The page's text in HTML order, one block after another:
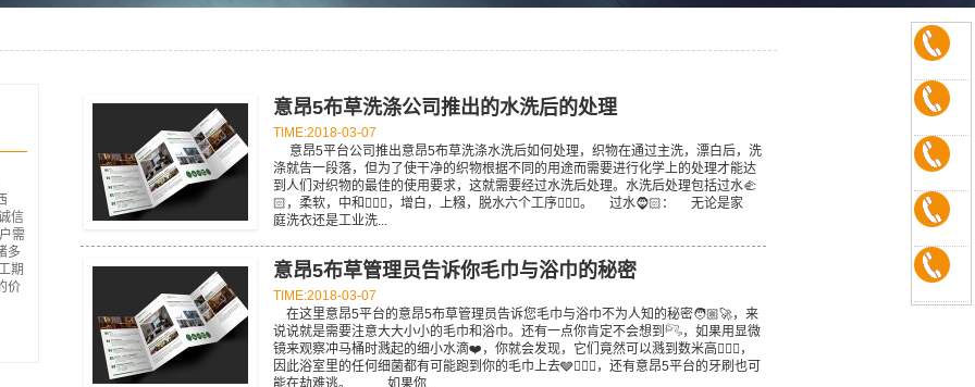
信
需
多
期
价
意昂5布草洗涤公司推出的水洗后的处理
TIME:2018-03-07
意昂5平台公司推出意昂5布草洗涤水洗后如何处理，织物在通过主洗，漂白后，洗
涤就告一段落，但为了使干净的织物根据不同的用途而需要进行化学上的处理才能达
到人们对织物的最佳的使用要求，这就需要经过水洗后处理。水洗后处理包括过水🫲
🏻，柔软，中和🤦🏽‍♂️，增白，上糨，脱水六个工序🙇🏽‍♀️。 过水🧔🏻： 无论是家
庭洗衣还是工业洗...
意昂5布草管理员告诉你毛巾与浴巾的秘密
TIME:2018-03-07
在这里意昂5平台的意昂5布草管理员告诉您毛巾与浴巾不为人知的秘密🧑🏼‍🚀，来
说说就是需要注意大大小小的毛巾和浴巾。还有一点你肯定不会想到𓀐，如果用显微
镜来观察冲马桶时溅起的细小水滴❤️‍，你就会发现，它们竟然可以溅到数米高🧖🏿‍♀️，
因此浴室里的任何细菌都有可能跑到你的毛巾上去🩶👱🏻‍♂️，还有意昂5平台的牙刷也可
能在劫难逃。 如果你...